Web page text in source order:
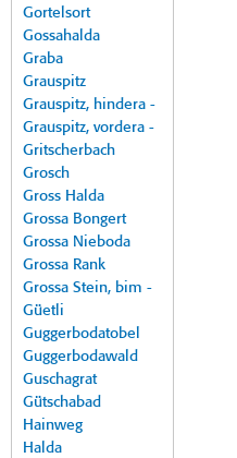
Gortelsort
Gossahalda
Graba
Grauspitz
Grauspitz, hindera -
Grauspitz, vordera -
Gritscherbach
Grosch
Gross Halda
Grossa Bongert
Grossa Nieboda
Grossa Rank
Grossa Stein, bim -
Güetli
Guggerbodatobel
Guggerbodawald
Guschagrat
Gütschabad
Hainweg
Halda